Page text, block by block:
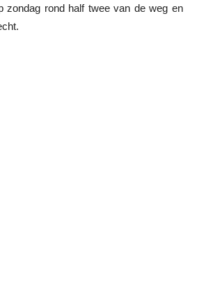
zondag rond half twee van de weg en